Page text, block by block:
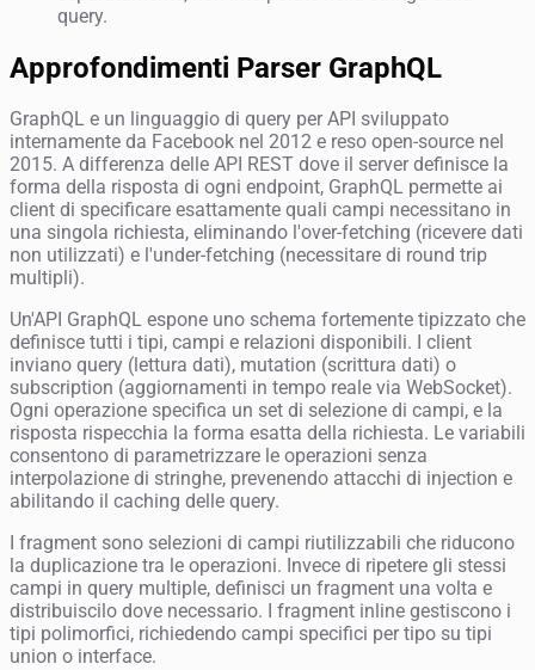
query.
Approfondimenti Parser GraphQL
GraphQL e un linguaggio di query per API sviluppato
internamente da Facebook nel 2012 e reso open-source nel
2015. A differenza delle API REST dove il server definisce la
forma della risposta di ogni endpoint, GraphQL permette ai
client di specificare esattamente quali campi necessitano in
una singola richiesta, eliminando l'over-fetching (ricevere dati
non utilizzati) e l'under-fetching (necessitare di round trip
multipli).
Un'API GraphQL espone uno schema fortemente tipizzato che
definisce tutti i tipi, campi e relazioni disponibili. I client
inviano query (lettura dati), mutation (scrittura dati) o
subscription (aggiornamenti in tempo reale via WebSocket).
Ogni operazione specifica un set di selezione di campi, e la
risposta rispecchia la forma esatta della richiesta. Le variabili
consentono di parametrizzare le operazioni senza
interpolazione di stringhe, prevenendo attacchi di injection e
abilitando il caching delle query.
I fragment sono selezioni di campi riutilizzabili che riducono
la duplicazione tra le operazioni. Invece di ripetere gli stessi
campi in query multiple, definisci un fragment una volta e
distribuiscilo dove necessario. I fragment inline gestiscono i
tipi polimorfici, richiedendo campi specifici per tipo su tipi
union o interface.